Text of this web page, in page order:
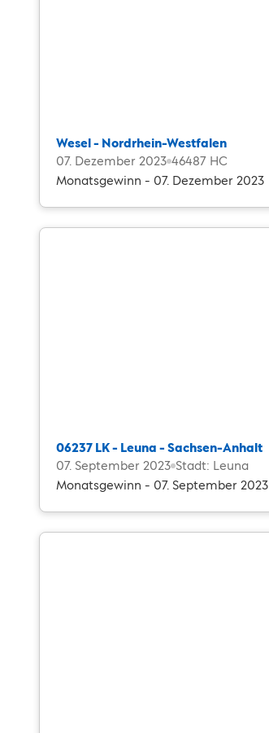
Wesel - Nordrhein-Westfalen
07. Dezember 2023 46487 HC
Monatsgewinn - 07. Dezember 2023
06237 LK - Leuna - Sachsen-Anhalt
07. September 2023 Stadt: Leuna
Monatsgewinn - 07. September 2023